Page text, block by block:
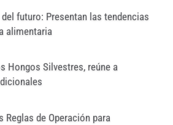
futuro: Presentan las tendencias
alimentaria
Hongos Silvestres, reúne a
Reglas de Operación para